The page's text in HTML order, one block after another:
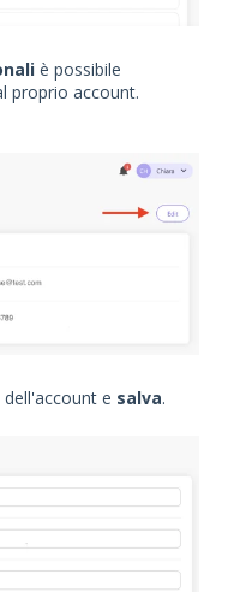
è possibile
proprio account.
dell'account e salva.